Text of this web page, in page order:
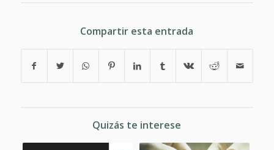
Compartir esta entrada
Quizás te interese